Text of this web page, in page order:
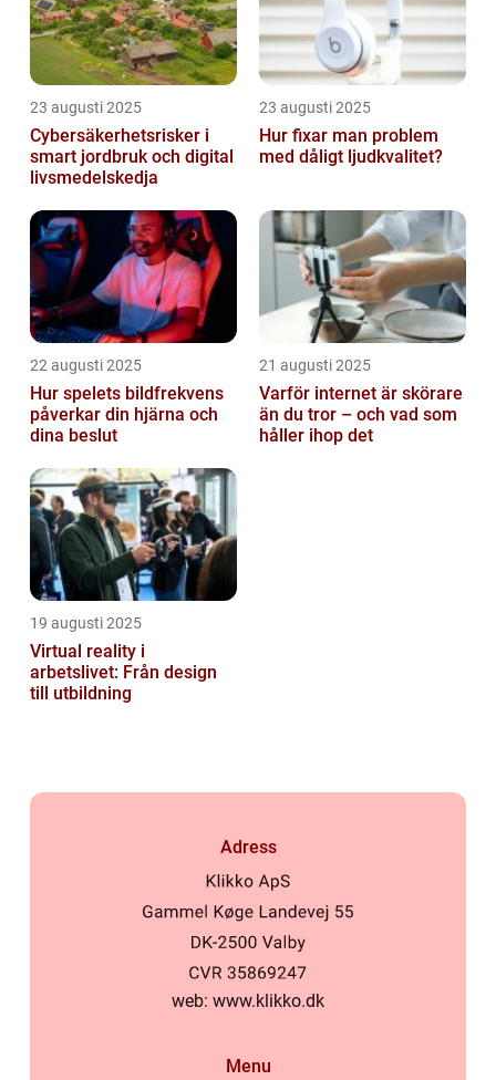
23 augusti 2025
Cybersäkerhetsrisker i
smart jordbruk och digital
livsmedelskedja
23 augusti 2025
Hur fixar man problem
med dåligt ljudkvalitet?
22 augusti 2025
Hur spelets bildfrekvens
påverkar din hjärna och
dina beslut
21 augusti 2025
Varför internet är skörare
än du tror – och vad som
håller ihop det
19 augusti 2025
Virtual reality i
arbetslivet: Från design
till utbildning
Adress
web: www.klikko.dk
Menu